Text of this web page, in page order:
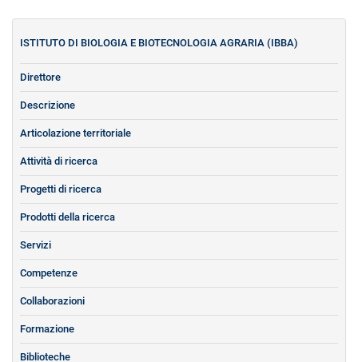
ISTITUTO DI BIOLOGIA E BIOTECNOLOGIA AGRARIA (IBBA)
Direttore
Descrizione
Articolazione territoriale
Attività di ricerca
Progetti di ricerca
Prodotti della ricerca
Servizi
Competenze
Collaborazioni
Formazione
Biblioteche